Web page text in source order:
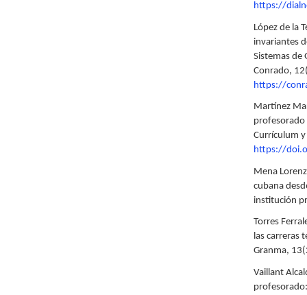
https://
López de la
invariantes
Sistemas de
Conrado,
https://
Martínez
profesorado
Currículum
https://
Mena
cubana
institución
Torres
las carreras
Granma,
Vaillant